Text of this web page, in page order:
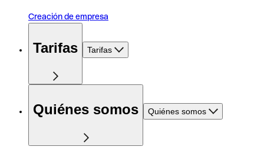
Creación de empresa
Tarifas Tarifas
Quiénes somos Quiénes somos